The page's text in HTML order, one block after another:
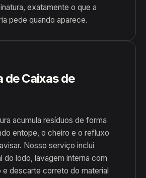
exatamente o que a
pede quando aparece.
de Caixas de
acumula resíduos de forma
entope, o cheiro e o refluxo
Nosso serviço inclui
do lodo, lavagem interna com
e descarte correto do material